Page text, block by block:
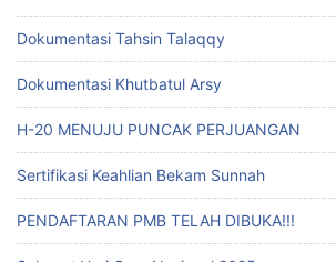
Dokumentasi Tahsin Talaqqy
Dokumentasi Khutbatul Arsy
H-20 MENUJU PUNCAK PERJUANGAN
Sertifikasi Keahlian Bekam Sunnah
PENDAFTARAN PMB TELAH DIBUKA!!!